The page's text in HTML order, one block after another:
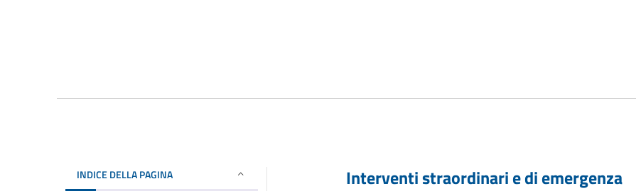
INDICE DELLA PAGINA Interventi straordinari e di emergenza